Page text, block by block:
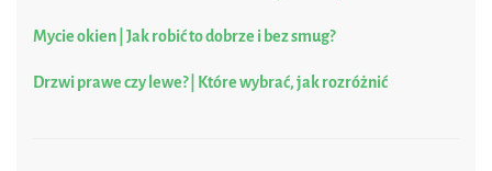
Mycie okien | Jak robić to dobrze i bez smug?
Drzwi prawe czy lewe? | Które wybrać, jak rozróżnić